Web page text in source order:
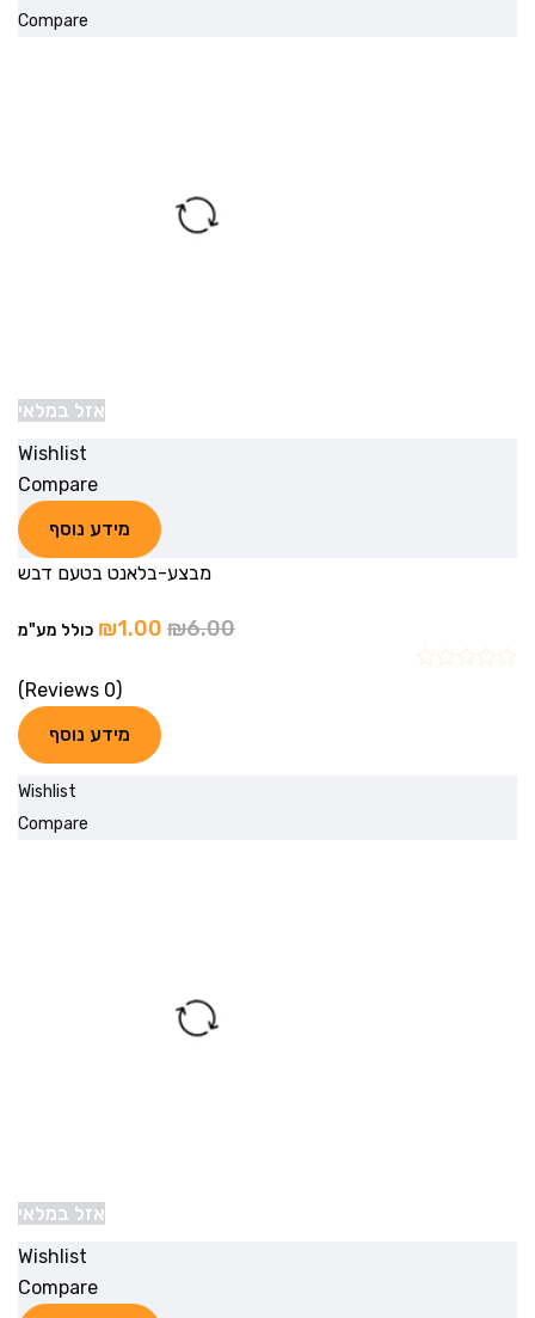
Compare
אזל במלאי
Wishlist
Compare
מידע נוסף
מבצע-בלאנט בטעם דבש
₪6.00
₪1.00 כולל מע"מ
(0 Reviews)
מידע נוסף
Wishlist
Compare
אזל במלאי
Wishlist
Compare